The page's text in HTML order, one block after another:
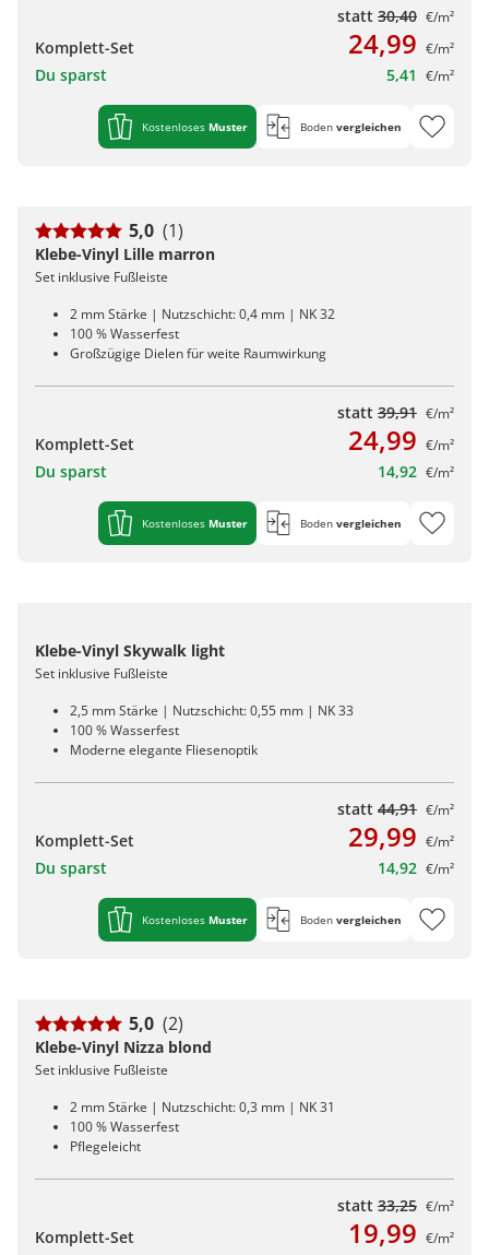
statt 30,40 €/m²
Komplett-Set 24,99 €/m²
Du sparst 5,41 €/m²
Kostenloses Muster Boden vergleichen
5,0 (1)
Klebe-Vinyl Lille marron
Set inklusive Fußleiste
2 mm Stärke | Nutzschicht: 0,4 mm | NK 32
100 % Wasserfest
Großzügige Dielen für weite Raumwirkung
statt 39,91 €/m²
Komplett-Set 24,99 €/m²
Du sparst 14,92 €/m²
Kostenloses Muster Boden vergleichen
Klebe-Vinyl Skywalk light
Set inklusive Fußleiste
2,5 mm Stärke | Nutzschicht: 0,55 mm | NK 33
100 % Wasserfest
Moderne elegante Fliesenoptik
statt 44,91 €/m²
Komplett-Set 29,99 €/m²
Du sparst 14,92 €/m²
Kostenloses Muster Boden vergleichen
5,0 (2)
Klebe-Vinyl Nizza blond
Set inklusive Fußleiste
2 mm Stärke | Nutzschicht: 0,3 mm | NK 31
100 % Wasserfest
Pflegeleicht
statt 33,25 €/m²
Komplett-Set 19,99 €/m²